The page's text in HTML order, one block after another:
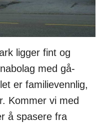
ligger fint og
med gå-
er familievennlig,
Kommer vi med
å spasere fra